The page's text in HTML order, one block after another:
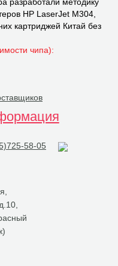
разработали методику
НР LaserJet M304,
картриджей Китай без
чипа):
58-05